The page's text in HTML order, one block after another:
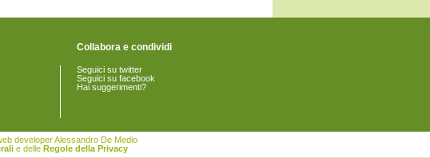
Collabora e condividi
Seguici su twitter
Seguici su facebook
Hai suggerimenti?
developer Alessandro De Medio
e delle Regole della Privacy